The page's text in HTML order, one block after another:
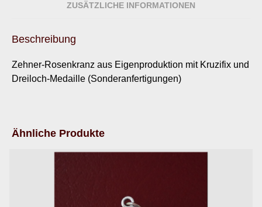
ZUSÄTZLICHE INFORMATIONEN
Beschreibung
Zehner-Rosenkranz aus Eigenproduktion mit Kruzifix und
Dreiloch-Medaille (Sonderanfertigungen)
Ähnliche Produkte